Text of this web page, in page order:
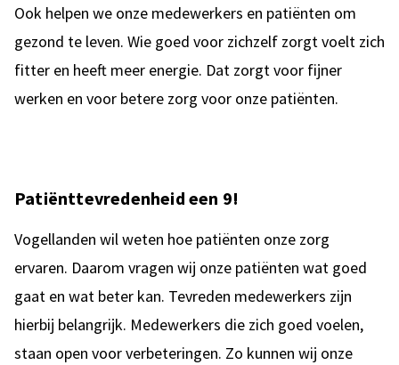
Ook helpen we onze medewerkers en patiënten om
gezond te leven. Wie goed voor zichzelf zorgt voelt zich
fitter en heeft meer energie. Dat zorgt voor fijner
werken en voor betere zorg voor onze patiënten.
Patiënttevredenheid een 9!
Vogellanden wil weten hoe patiënten onze zorg
ervaren. Daarom vragen wij onze patiënten wat goed
gaat en wat beter kan. Tevreden medewerkers zijn
hierbij belangrijk. Medewerkers die zich goed voelen,
staan open voor verbeteringen. Zo kunnen wij onze